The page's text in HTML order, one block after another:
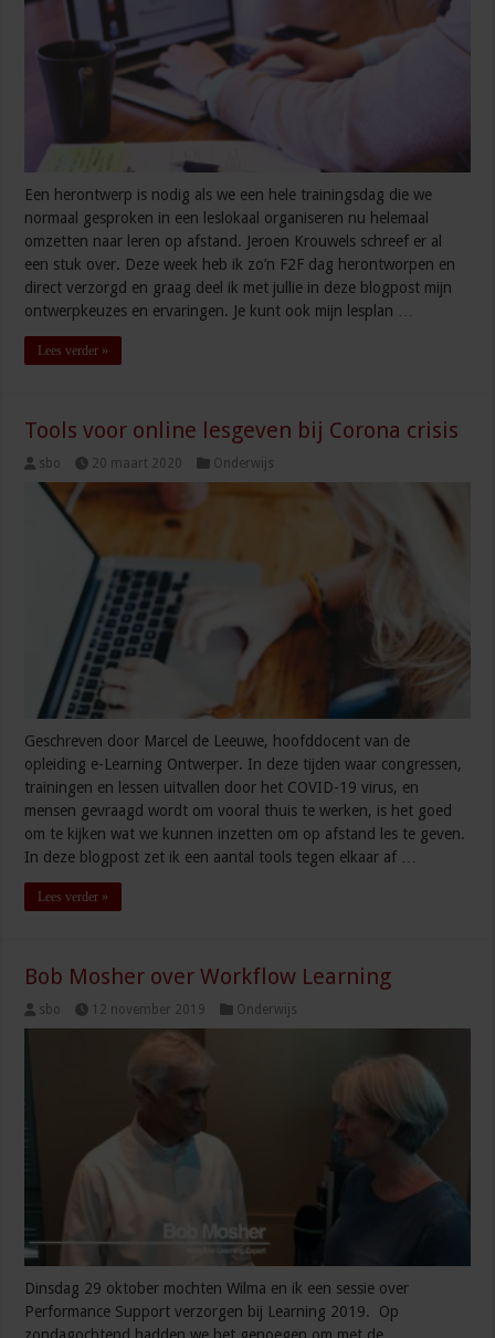
Een herontwerp is nodig als we een hele trainingsdag die we
normaal gesproken in een leslokaal organiseren nu helemaal
omzetten naar leren op afstand. Jeroen Krouwels schreef er al
een stuk over. Deze week heb ik zo’n F2F dag herontworpen en
direct verzorgd en graag deel ik met jullie in deze blogpost mijn
ontwerpkeuzes en ervaringen. Je kunt ook mijn lesplan …
Lees verder »
Tools voor online lesgeven bij Corona crisis
sbo 20 maart 2020 Onderwijs
Geschreven door Marcel de Leeuwe, hoofddocent van de
opleiding e-Learning Ontwerper. In deze tijden waar congressen,
trainingen en lessen uitvallen door het COVID-19 virus, en
mensen gevraagd wordt om vooral thuis te werken, is het goed
om te kijken wat we kunnen inzetten om op afstand les te geven.
In deze blogpost zet ik een aantal tools tegen elkaar af …
Lees verder »
Bob Mosher over Workflow Learning
sbo 12 november 2019 Onderwijs
Dinsdag 29 oktober mochten Wilma en ik een sessie over
Performance Support verzorgen bij Learning 2019. Op